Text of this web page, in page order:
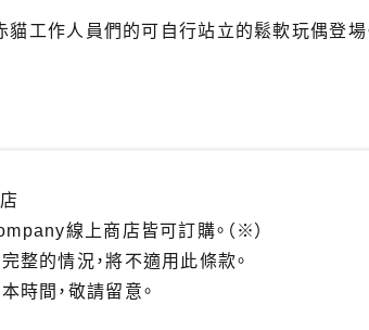
貓工作人員們的可自行站立的鬆軟玩偶登
線上商店皆可訂購。（※）
的情況，將不適用此條款。
間，敬請留意。